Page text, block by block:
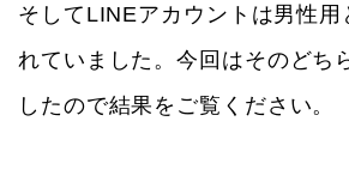
そしてLINEアカウントは男性用
れていました。今回はそのどち
したので結果をご覧ください。